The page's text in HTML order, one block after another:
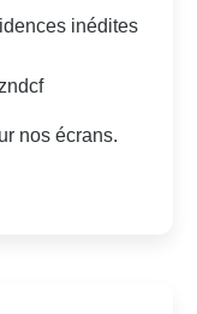
inédites
nos écrans.